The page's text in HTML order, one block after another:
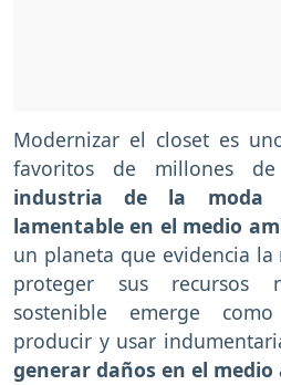
Modernizar el closet es
favoritos de millones
industria de la moda
lamentable en el medio
un planeta que evidencia la
proteger sus recursos
sostenible emerge
producir y usar
generar daños en el medio